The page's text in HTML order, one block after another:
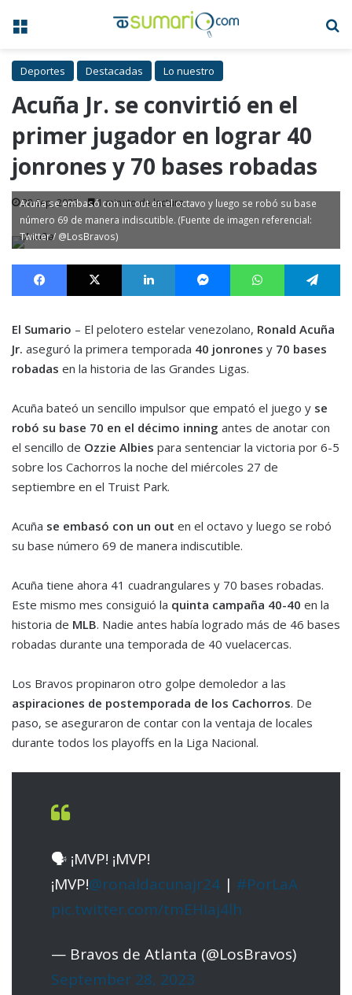
Menú
Deportes Destacadas Lo nuestro
Acuña Jr. se convirtió en el
primer jugador en lograr 40
jonrones y 70 bases robadas
28 Sep, 2023 1 minuto de lectura
Acuña se embasó con un out en el octavo y luego se robó su base
número 69 de manera indiscutible. (Fuente de imagen referencial:
Twitter / @LosBravos)
Facebook X LinkedIn MessengerWhatsApp
El Sumario – El pelotero estelar venezolano, Ronald Acuña
Jr. aseguró la primera temporada 40 jonrones y 70 bases
robadas en la historia de las Grandes Ligas.
Acuña bateó un sencillo impulsor que empató el juego y se
robó su base 70 en el décimo inning antes de anotar con
el sencillo de Ozzie Albies para sentenciar la victoria por 6-5
sobre los Cachorros la noche del miércoles 27 de
septiembre en el Truist Park.
Acuña se embasó con un out en el octavo y luego se robó
su base número 69 de manera indiscutible.
Acuña tiene ahora 41 cuadrangulares y 70 bases robadas.
Este mismo mes consiguió la quinta campaña 40-40 en la
historia de MLB. Nadie antes había logrado más de 46 bases
robadas durante una temporada de 40 vuelacercas.
Los Bravos propinaron otro golpe demoledor a las
aspiraciones de postemporada de los Cachorros. De
paso, se aseguraron de contar con la ventaja de locales
durante todos los playoffs en la Liga Nacional.
🗣 ¡MVP! ¡MVP!
¡MVP!@ronaldacunajr24 | #PorLaA
pic.twitter.com/tmEHIaj4lh
— Bravos de Atlanta (@LosBravos)
September 28, 2023